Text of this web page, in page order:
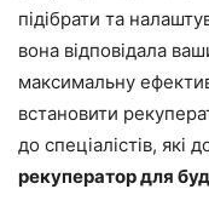
підібрати та
вона відповідала
максимальну
встановити
до спеціалістів,
рекуператор для